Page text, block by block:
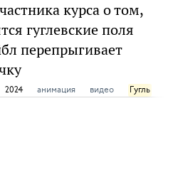
курса о том,
гуглевские поля
перепрыгивает
2024 анимация видео Гугль